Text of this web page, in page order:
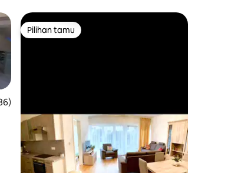
4,97 dari 5, 186 ulasan
Pilihan tamu
Pilihan tamu